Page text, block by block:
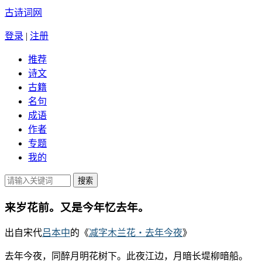
古诗词网
登录 | 注册
推荐
诗文
古籍
名句
成语
作者
专题
我的
来岁花前。又是今年忆去年。
出自宋代吕本中的《减字木兰花・去年今夜》
去年今夜，同醉月明花树下。此夜江边，月暗长堤柳暗船。